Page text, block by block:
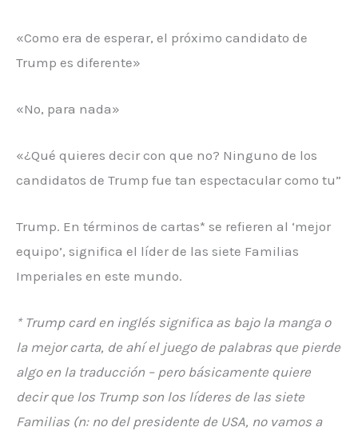
«Como era de esperar, el próximo candidato de
Trump es diferente»
«No, para nada»
«¿Qué quieres decir con que no? Ninguno de los
candidatos de Trump fue tan espectacular como tu”
Trump. En términos de cartas* se refieren al ‘mejor
equipo’, significa el líder de las siete Familias
Imperiales en este mundo.
* Trump card en inglés significa as bajo la manga o
la mejor carta, de ahí el juego de palabras que pierde
algo en la traducción – pero básicamente quiere
decir que los Trump son los líderes de las siete
Familias (n: no del presidente de USA, no vamos a